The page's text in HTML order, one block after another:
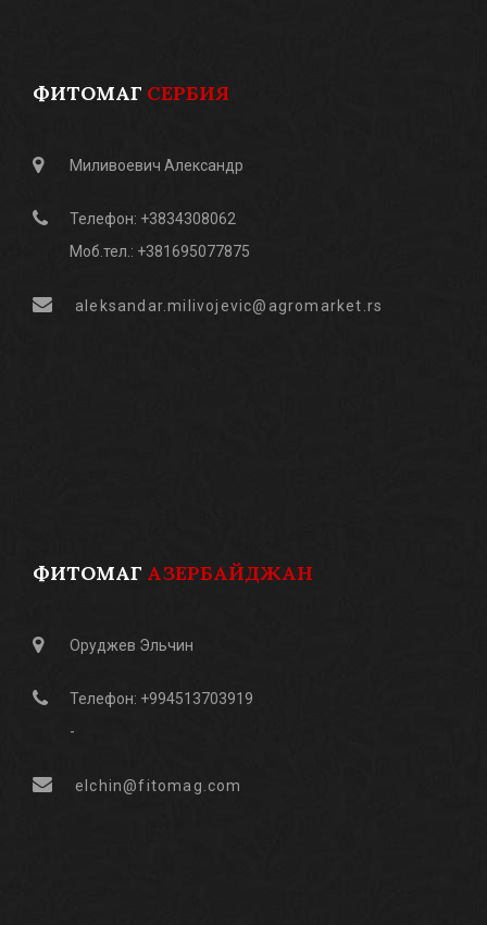
ФИТОМАГ СЕРБИЯ
Миливоевич Александр
Телефон: +3834308062
Моб.тел.: +381695077875
aleksandar.milivojevic@agromarket.rs
ФИТОМАГ АЗЕРБАЙДЖАН
Оруджев Эльчин
Телефон: +994513703919
-
elchin@fitomag.com